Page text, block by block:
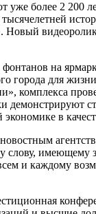
более 2 200
на
города для
комплекса
в
слову,
и каждому